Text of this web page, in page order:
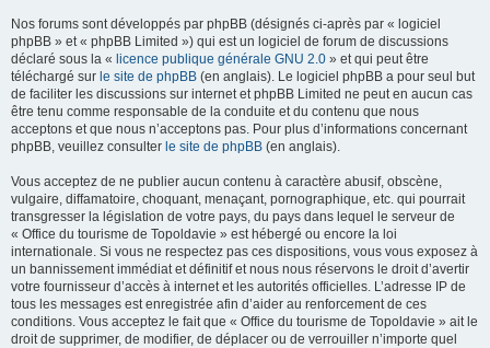
Nos forums sont développés par phpBB (désignés ci-après par « logiciel
phpBB » et « phpBB Limited ») qui est un logiciel de forum de discussions
déclaré sous la « licence publique générale GNU 2.0 » et qui peut être
téléchargé sur le site de phpBB (en anglais). Le logiciel phpBB a pour seul but
de faciliter les discussions sur internet et phpBB Limited ne peut en aucun cas
être tenu comme responsable de la conduite et du contenu que nous
acceptons et que nous n’acceptons pas. Pour plus d’informations concernant
phpBB, veuillez consulter le site de phpBB (en anglais).
Vous acceptez de ne publier aucun contenu à caractère abusif, obscène,
vulgaire, diffamatoire, choquant, menaçant, pornographique, etc. qui pourrait
transgresser la législation de votre pays, du pays dans lequel le serveur de
« Office du tourisme de Topoldavie » est hébergé ou encore la loi
internationale. Si vous ne respectez pas ces dispositions, vous vous exposez à
un bannissement immédiat et définitif et nous nous réservons le droit d’avertir
votre fournisseur d’accès à internet et les autorités officielles. L’adresse IP de
tous les messages est enregistrée afin d’aider au renforcement de ces
conditions. Vous acceptez le fait que « Office du tourisme de Topoldavie » ait le
droit de supprimer, de modifier, de déplacer ou de verrouiller n’importe quel